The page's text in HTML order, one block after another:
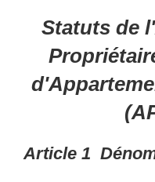
Statuts de
Article 1